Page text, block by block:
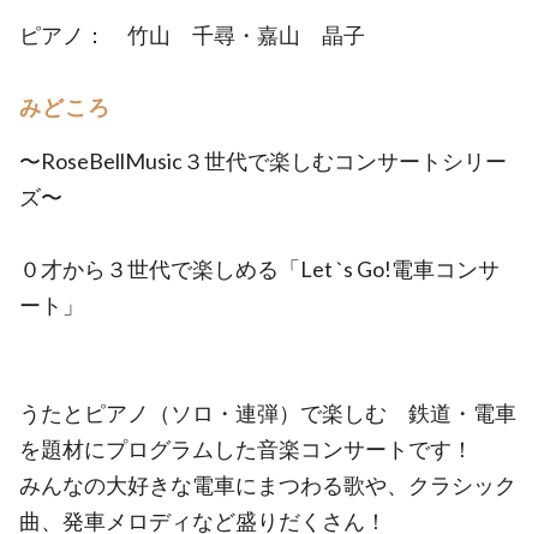
ピアノ： 竹山 千尋・嘉山 晶子
みどころ
〜RoseBellMusic３世代で楽しむコンサートシリー
ズ〜
０才から３世代で楽しめる「Let `s Go!電車コンサ
ート」
うたとピアノ（ソロ・連弾）で楽しむ 鉄道・電車
を題材にプログラムした音楽コンサートです！
みんなの大好きな電車にまつわる歌や、クラシック
曲、発車メロディなど盛りだくさん！